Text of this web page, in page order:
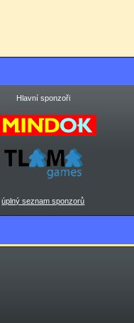
Hlavní sponzoři
úplný seznam sponzorů